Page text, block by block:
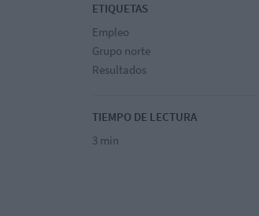
ETIQUETAS
Empleo
Grupo norte
Resultados
TIEMPO DE LECTURA
3 min